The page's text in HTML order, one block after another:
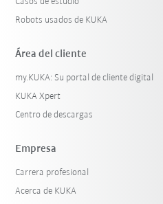
Robots usados de KUKA
Área del cliente
my.KUKA: Su portal de cliente digital
KUKA Xpert
Centro de descargas
Empresa
Carrera profesional
Acerca de KUKA